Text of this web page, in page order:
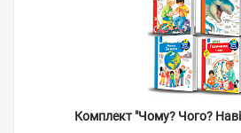
Комплект "Чому? Чого?